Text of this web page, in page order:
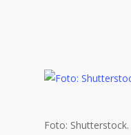
Foto: Shutterstock.